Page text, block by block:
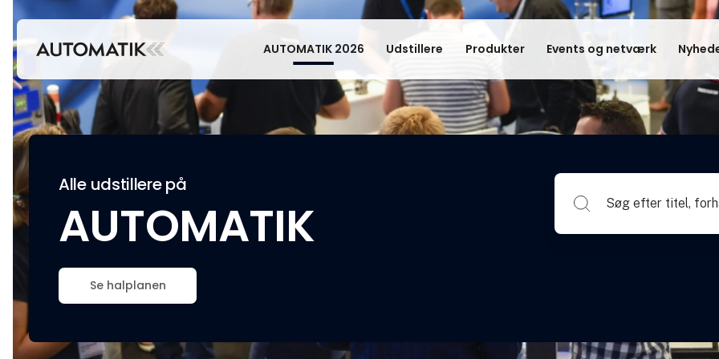
AUTOMATIK 2026 Udstillere Produkter Events og netværk
Alle udstillere på
AUTOMATIK
Se halplanen
Søg efter titel,